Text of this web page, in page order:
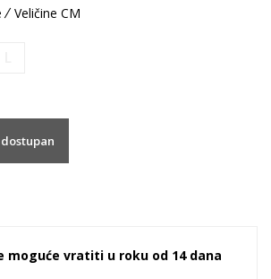
Veličine CM
moguće vratiti u roku od 14 dana